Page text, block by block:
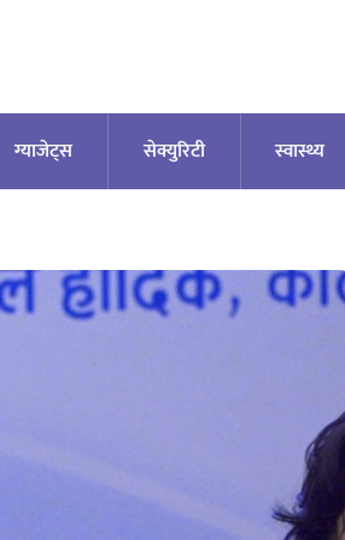
ग्याजेट्स सेक्युरिटी स्वास्थ्य